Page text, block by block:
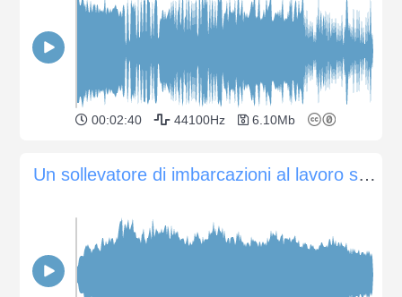
00:02:40 44100Hz 6.10Mb
Un sollevatore di imbarcazioni al lavoro sul molo